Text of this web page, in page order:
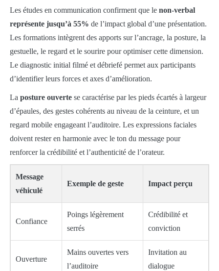
Les études en communication confirment que le non-verbal
représente jusqu’à 55% de l’impact global d’une présentation.
Les formations intègrent des apports sur l’ancrage, la posture, la
gestuelle, le regard et le sourire pour optimiser cette dimension.
Le diagnostic initial filmé et débriefé permet aux participants
d’identifier leurs forces et axes d’amélioration.
La posture ouverte se caractérise par les pieds écartés à largeur
d’épaules, des gestes cohérents au niveau de la ceinture, et un
regard mobile engageant l’auditoire. Les expressions faciales
doivent rester en harmonie avec le ton du message pour
renforcer la crédibilité et l’authenticité de l’orateur.
Message
véhiculé
Exemple de geste Impact perçu
Confiance
Poings légèrement
serrés
Crédibilité et
conviction
Ouverture
Mains ouvertes vers
l’auditoire
Invitation au
dialogue